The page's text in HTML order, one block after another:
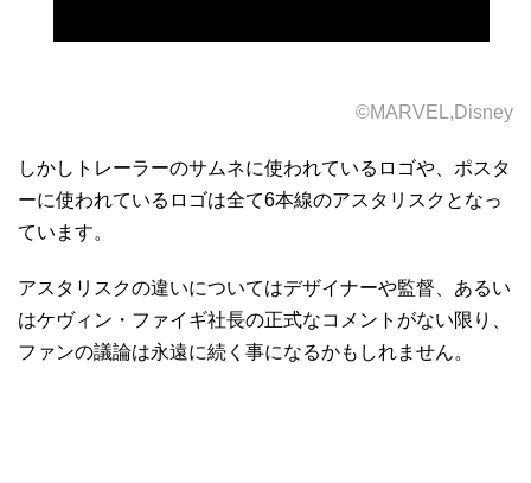
©MARVEL,Disney
しかしトレーラーのサムネに使われているロゴや、ポスタ
ーに使われているロゴは全て6本線のアスタリスクとなっ
ています。
アスタリスクの違いについてはデザイナーや監督、あるい
はケヴィン・ファイギ社長の正式なコメントがない限り、
ファンの議論は永遠に続く事になるかもしれません。